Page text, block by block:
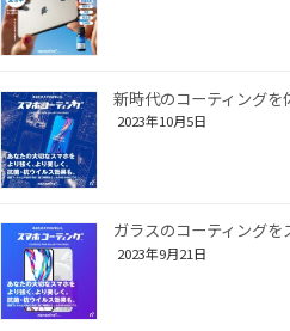
新時代のコーティングを
2023年10月5日
ガラスのコーティングを
2023年9月21日